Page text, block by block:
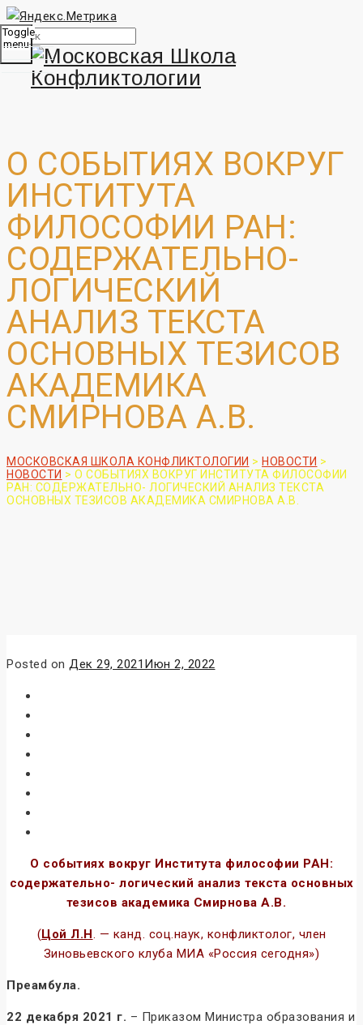
Toggle
menu
О СОБЫТИЯХ ВОКРУГ
ИНСТИТУТА
ФИЛОСОФИИ РАН:
СОДЕРЖАТЕЛЬНО-
ЛОГИЧЕСКИЙ
АНАЛИЗ ТЕКСТА
ОСНОВНЫХ ТЕЗИСОВ
АКАДЕМИКА
СМИРНОВА А.В.
МОСКОВСКАЯ ШКОЛА КОНФЛИКТОЛОГИИ > НОВОСТИ >
НОВОСТИ > О СОБЫТИЯХ ВОКРУГ ИНСТИТУТА ФИЛОСОФИИ
РАН: СОДЕРЖАТЕЛЬНО- ЛОГИЧЕСКИЙ АНАЛИЗ ТЕКСТА
ОСНОВНЫХ ТЕЗИСОВ АКАДЕМИКА СМИРНОВА А.В.
Posted on Дек 29, 2021 Июн 2, 2022
О событиях вокруг Института философии РАН:
содержательно- логический анализ текста основных
тезисов академика Смирнова А.В.
(Цой Л.Н. — канд. соц.наук, конфликтолог, член
Зиновьевского клуба МИА «Россия сегодня»)
Преамбула.
22 декабря 2021 г. – Приказом Министра образования и